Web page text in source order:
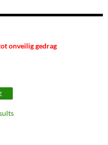
onveilig gedrag